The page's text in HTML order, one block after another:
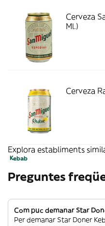
Cerveza
Ml.)
Cerveza
Explora establiments
Kebab
Preguntes
Com puc demanar Star
Per demanar Star Doner